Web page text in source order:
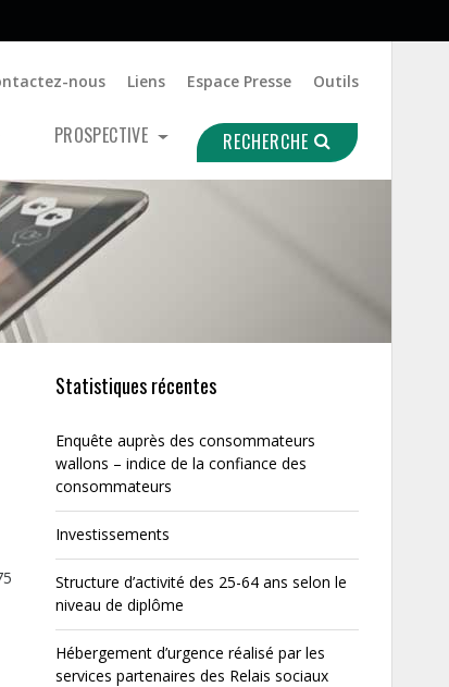
nous Liens Espace Presse Outils
PROSPECTIVE RECHERCHE
Statistiques récentes
Enquête auprès des consommateurs
wallons – indice de la confiance des
consommateurs
Investissements
Structure d’activité des 25-64 ans selon le
niveau de diplôme
Hébergement d’urgence réalisé par les
services partenaires des Relais sociaux